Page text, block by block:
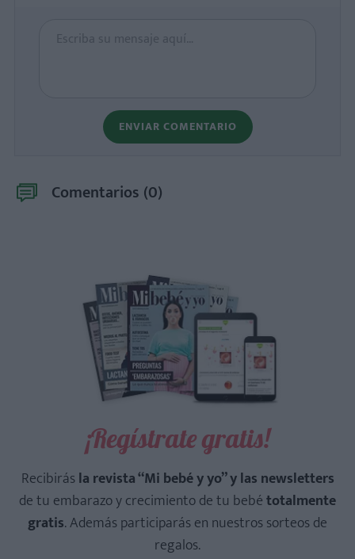
ENVIAR COMENTARIO
Comentarios (0)
¡Regístrate gratis!
Recibirásla revista “Mi bebé y yo” y las newsletters
de tu embarazo y crecimiento de tu bebétotalmente
gratis. Además participarás en nuestros sorteos de
regalos.